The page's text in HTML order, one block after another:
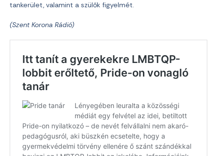
tankerület, valamint a szülők figyelmét.
(Szent Korona Rádió)